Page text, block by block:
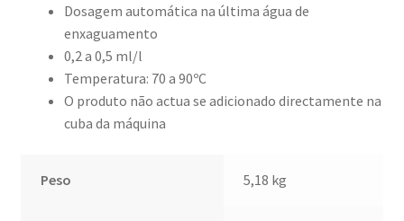
Cleanspot
Dosagem automática na última água de
enxaguamento
0,2 a 0,5 ml/l
Temperatura: 70 a 90ºC
O produto não actua se adicionado directamente na
cuba da máquina
Peso 5,18 kg